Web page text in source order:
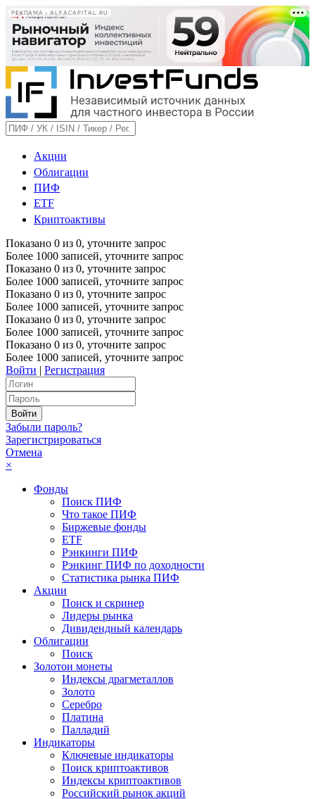
РЕКЛАМА • ALFACAPITAL.RU
Акции
Облигации
ПИФ
ETF
Криптоактивы
Показано 0 из 0, уточните запрос
Более 1000 записей, уточните запрос
Показано 0 из 0, уточните запрос
Более 1000 записей, уточните запрос
Показано 0 из 0, уточните запрос
Более 1000 записей, уточните запрос
Показано 0 из 0, уточните запрос
Более 1000 записей, уточните запрос
Показано 0 из 0, уточните запрос
Более 1000 записей, уточните запрос
Войти | Регистрация
Забыли пароль?
Зарегистрироваться
Отмена
×
Фонды
Поиск ПИФ
Что такое ПИФ
Биржевые фонды
ETF
Рэнкинги ПИФ
Рэнкинг ПИФ по доходности
Статистика рынка ПИФ
Акции
Поиск и скринер
Лидеры рынка
Дивидендный календарь
Облигации
Поиск
Золотои монеты
Индексы драгметаллов
Золото
Серебро
Платина
Палладий
Индикаторы
Ключевые индикаторы
Поиск криптоактивов
Индексы криптоактивов
Российский рынок акций